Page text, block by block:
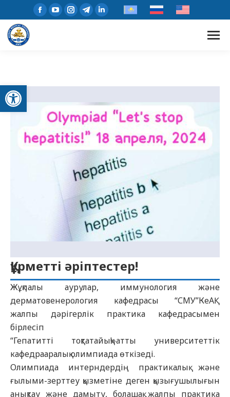
Open toolbar
Құрметті әріптестер!
Жұқпалы аурулар, иммунология және
дерматовенерология кафедрасы “СМУ”КеАҚ
жалпы дәрігерлік практика кафедрасымен
бірлесіп
“Гепатитті тоқтатайық!»атты университеттік
кафедрааралық олимпиада өткізеді.
Олимпиада интерндердің практикалық және
ғылыми-зерттеу қызметіне деген қызығушылығын
анықтау және дамыту, болашақ жалпы практика